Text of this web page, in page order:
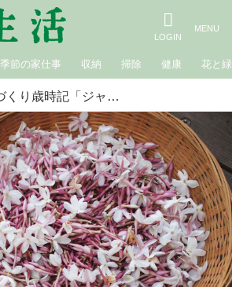
季節の家仕事 収納 掃除 健康 花と緑
6月の手づくり歳時記「ジャスミンティーと春菊茶と麦茶を手づくり」／山・海暮らしの自給自足ダイアリー